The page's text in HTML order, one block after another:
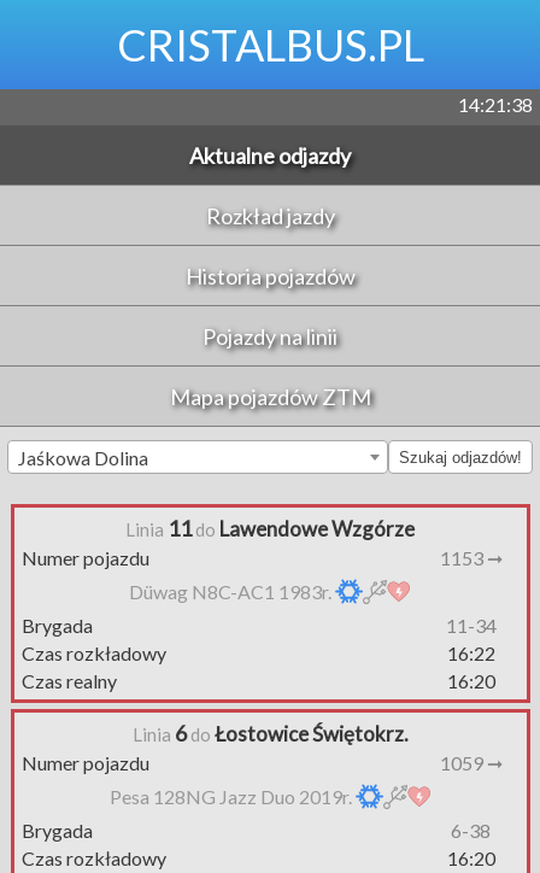
CRISTALBUS.PL
14:21:39
Aktualne odjazdy
Rozkład jazdy
Historia pojazdów
Pojazdy na linii
Mapa pojazdów ZTM
Jaśkowa Dolina Szukaj odjazdów!
Linia 11do Lawendowe Wzgórze
Numer pojazdu
1153 ➞
Düwag N8C-AC1 1983r.
Brygada
11-34
Czas rozkładowy
16:22
Czas realny
16:20
Linia 6do Łostowice Świętokrz.
Numer pojazdu
1059 ➞
Pesa 128NG Jazz Duo 2019r.
Brygada
6-38
Czas rozkładowy
16:20